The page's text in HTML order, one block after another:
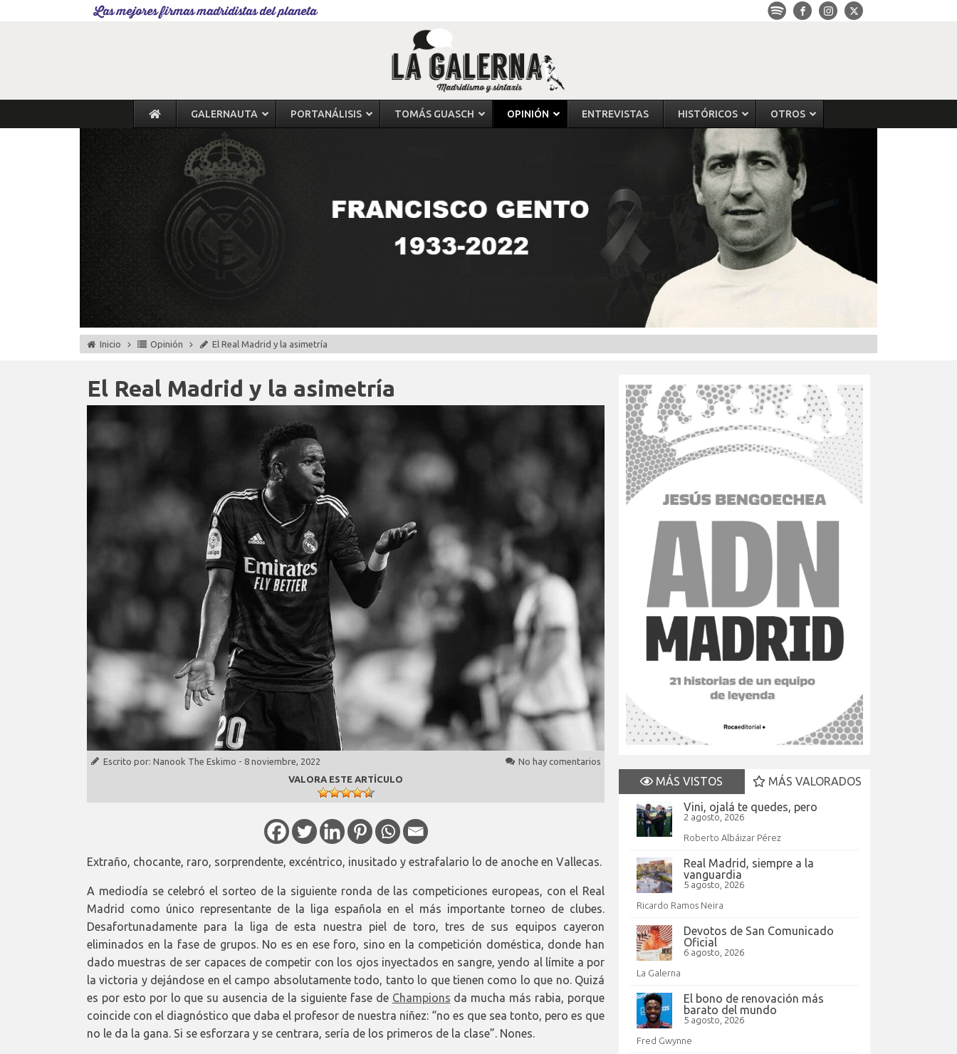
Las mejores firmas madridistas del planeta
GALERNAUTA PORTANÁLISIS TOMÁS GUASCH OPINIÓN ENTREVISTAS HISTÓRICOS OTROS
Inicio Opinión El Real Madrid y la asimetría
El Real Madrid y la asimetría
Escrito por: Nanook The Eskimo - 8 noviembre, 2022
No hay comentarios
VALORA ESTE ARTÍCULO
Extraño, chocante, raro, sorprendente, excéntrico, inusitado y estrafalario lo de anoche en Vallecas.
A mediodía se celebró el sorteo de la siguiente ronda de las competiciones europeas, con el Real
Madrid como único representante de la liga española en el más importante torneo de clubes.
Desafortunadamente para la liga de esta nuestra piel de toro, tres de sus equipos cayeron
eliminados en la fase de grupos. No es en ese foro, sino en la competición doméstica, donde han
dado muestras de ser capaces de competir con los ojos inyectados en sangre, yendo al límite a por
la victoria y dejándose en el campo absolutamente todo, tanto lo que tienen como lo que no. Quizá
es por esto por lo que su ausencia de la siguiente fase de Champions da mucha más rabia, porque
coincide con el diagnóstico que daba el profesor de nuestra niñez: “no es que sea tonto, pero es que
no le da la gana. Si se esforzara y se centrara, sería de los primeros de la clase”. Nones.
MÁS VISTOS
MÁS VALORADOS
Vini, ojalá te quedes, pero
2 agosto, 2026
Roberto Albáizar Pérez
Real Madrid, siempre a la
vanguardia
5 agosto, 2026
Ricardo Ramos Neira
Devotos de San Comunicado
Oficial
6 agosto, 2026
La Galerna
El bono de renovación más
barato del mundo
5 agosto, 2026
Fred Gwynne